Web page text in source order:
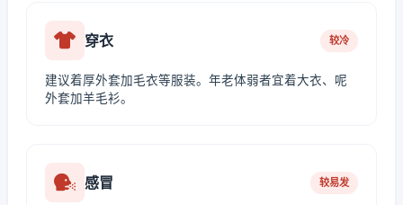
穿衣 较冷
建议着厚外套加毛衣等服装。年老体弱者宜着大衣、呢
外套加羊毛衫。
感冒 较易发